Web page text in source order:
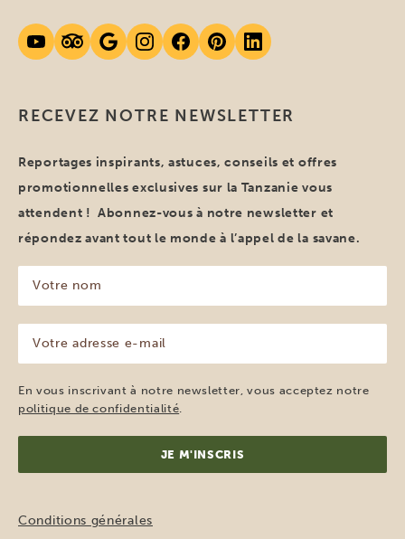
RECEVEZ NOTRE NEWSLETTER
Reportages inspirants, astuces, conseils et offres
promotionnelles exclusives sur la Tanzanie vous
attendent ! Abonnez-vous à notre newsletter et
répondez avant tout le monde à l’appel de la savane.
nom
(Nécessaire)
adresse
e-
mail
(Nécessaire)
En vous inscrivant à notre newsletter, vous acceptez notre
politique de confidentialité
Conditions générales